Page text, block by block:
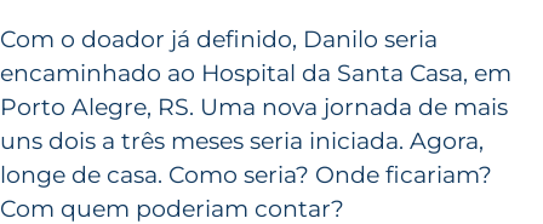
Com o doador já definido, Danilo seria
encaminhado ao Hospital da Santa Casa, em
Porto Alegre, RS. Uma nova jornada de mais
uns dois a três meses seria iniciada. Agora,
longe de casa. Como seria? Onde ficariam?
Com quem poderiam contar?